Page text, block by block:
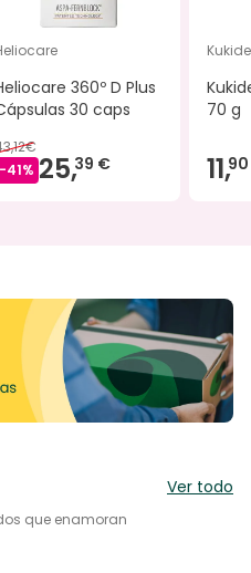
360º D Plus
30 caps
-41% 25,39 €
70 g
11,
Ver todo
que enamoran